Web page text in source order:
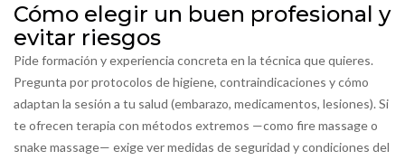
Cómo elegir un buen profesional y
evitar riesgos
Pide formación y experiencia concreta en la técnica que quieres.
Pregunta por protocolos de higiene, contraindicaciones y cómo
adaptan la sesión a tu salud (embarazo, medicamentos, lesiones). Si
te ofrecen terapia con métodos extremos —como fire massage o
snake massage— exige ver medidas de seguridad y condiciones del